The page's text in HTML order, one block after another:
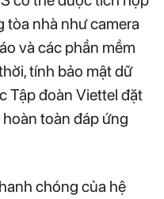
tòa nhà như camera
và các phần mềm
tính bảo mật dữ
Tập đoàn Viettel đặt
toàn đáp ứng
chóng của hệ